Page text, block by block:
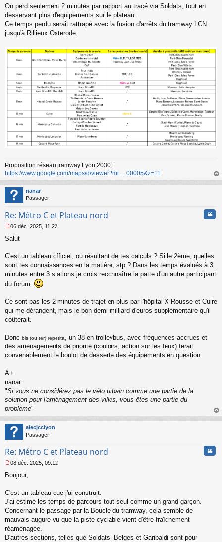
s
g
e
n
n
On perd seulement 2 minutes par rapport au tracé via Soldats, tout en
desservant plus d'equipements sur le plateau.
Ce temps perdu serait rattrapé avec la fusion d'arrêts du tramway LCN
jusqu'à Rillieux Osterode.
Proposition réseau tramway Lyon 2030 :
https://www.google.com/maps/d/viewer?mi ... 00005&z=11
au
nanar
Passager
Re: Métro C et Plateau nord
e
s
g
e
n
l
u
06 déc. 2025, 11:22
Salut
C'est un tableau officiel, ou résultant de tes calculs ? Si le 2ème, quelles
sont tes connaissances en la matière, stp ? Dans les temps évalués à 3
minutes entre 3 stations je crois reconnaître la patte d'un autre participant
du forum.
Ce sont pas les 2 minutes de trajet en plus par l'hôpital X-Rousse et Cuire
qui me dérangent, mais le bon demi milliard d'euros supplémentaire qu'il
coûterait.
Donc bis (ou ter) repetita, un 38 en trolleybus, avec fréquences accrues et
des aménagements de priorité (couloirs, action sur les feux) ferait
convenablement le boulot de desserte des équipements en question.
A+
nanar
"Si vous ne considérez pas le vélo urbain comme une partie de la
solution pour l'aménagement des villes, vous êtes une partie du
problème"
au
alecjcclyon
Passager
Re: Métro C et Plateau nord
e
s
a
g
e
n
o
n
08 déc. 2025, 09:12
Bonjour,
C'est un tableau que j'ai construit.
J'ai estimé les temps de parcours tout seul comme un grand garçon.
Concernant le passage par la Boucle du tramway, cela semble de
mauvais augure vu que la piste cyclable vient d'être fraîchement
réaménagée.
D'autres sections, telles que Soldats, Belges et Garibaldi sont pour